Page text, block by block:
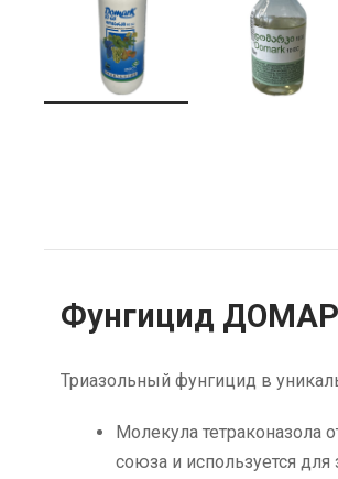
Фунгицид
Триазольный фунгицид в
Молекула тетраконазола
союза и используется